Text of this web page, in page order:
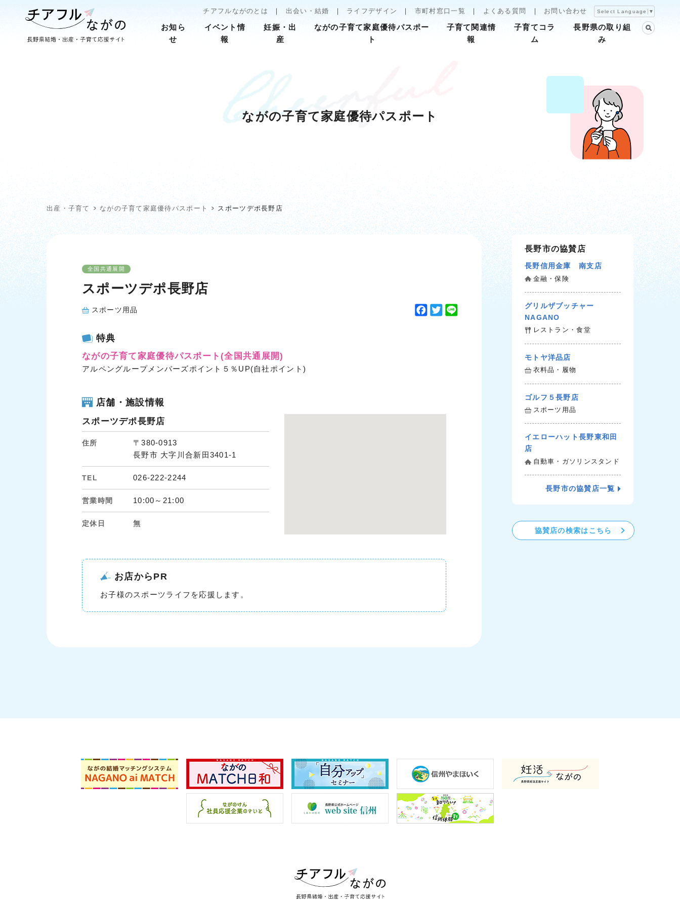
チアフルながのとは 出会い・結婚 ライフデザイン 市町村窓口一覧 よくある質問 お問い合わせ Select Language ▼
お知ら
せ
イベント情
報
妊娠・出
産
ながの子育て家庭優待パスポー
ト
子育て関連情
報
子育てコラ
ム
長野県の取り組
み
ながの子育て家庭優待パスポート
出産・子育て ながの子育て家庭優待パスポート スポーツデポ長野店
全国共通展開
スポーツデポ長野店
スポーツ用品
F
T
特典
ながの子育て家庭優待パスポート (全国共通展開)
アルペングループメンバーズポイント５％UP(自社ポイント)
店舗・施設情報
スポーツデポ長野店
住所
〒380-0913
長野市 大字川合新田3401-1
TEL 026-222-2244
営業時間 10:00～21:00
定休日 無
お店からPR
お子様のスポーツライフを応援します。
長野市の協賛店
長野信用金庫 南支店
金融・保険
グリルザブッチャー
NAGANO
レストラン・食堂
モトヤ洋品店
衣料品・履物
ゴルフ５長野店
スポーツ用品
イエローハット長野東和田
店
自動車・ガソリンスタンド
長野市の協賛店一覧
協賛店の検索はこちら